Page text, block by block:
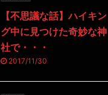
【不思議な話】ハイキン
グ中に見つけた奇妙な神
社で・・・
2017/11/30